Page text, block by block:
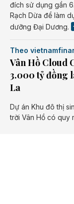
đích sử dụng gần
Rạch Dừa để làm
dưỡng Đại Dương.
Theo
Vân Hồ Cloud
3.000 tỷ đồng
La
Dự án Khu đô thị
trời Vân Hồ có quy